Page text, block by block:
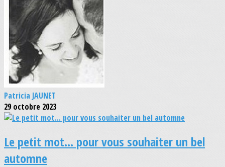
Patricia JAUNET
29 octobre 2023
Le petit mot... pour vous souhaiter un bel
automne